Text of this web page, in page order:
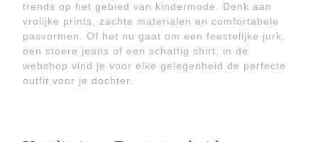
trends op het gebied van kindermode. Denk aan
vrolijke prints, zachte materialen en comfortabele
pasvormen. Of het nu gaat om een feestelijke jurk,
een stoere jeans of een schattig shirt; in de
webshop vind je voor elke gelegenheid de perfecte
outfit voor je dochter.